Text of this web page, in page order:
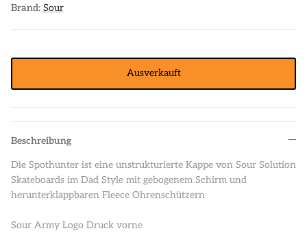
Brand: Sour
Ausverkauft
Beschreibung
Die Spothunter ist eine unstrukturierte Kappe von Sour Solution
Skateboards im Dad Style mit gebogenem Schirm und
herunterklappbaren Fleece Ohrenschützern
Sour Army Logo Druck vorne